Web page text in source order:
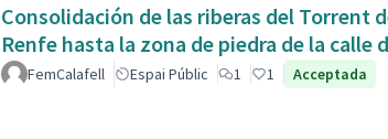
Consolidación de las riberas del Torrent
Renfe hasta la zona de piedra de la calle
FemCalafell Espai Públic 1 1 Acceptada